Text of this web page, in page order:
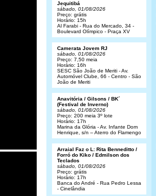
Jequitibá
sábado, 01/08/2026
Preço: grátis
Horário: 15h
Al Farabi - Rua do Mercado, 34 -
Boulevard Olímpico - Praça XV
Camerata Jovem RJ
sábado, 01/08/2026
Preço: 7,50 meia
Horário: 16h
SESC São João de Meriti - Av.
Automóvel Clube, 66 - Centro - São
João de Meriti
Anavitória / Gilsons / BK´
(Festival de Inverno)
sábado, 01/08/2026
Preço: 200 meia 3º lote
Horário: 17h
Marina da Glória - Av. Infante Dom
Henrique, s/n – Aterro do Flamengo
Arraial Faz o L: Rita Benneditto /
Forró do Kiko / Edmilson dos
Teclados
sábado, 01/08/2026
Preço: grátis
Horário: 17h
Banca do André - Rua Pedro Lessa
- Cinelândia